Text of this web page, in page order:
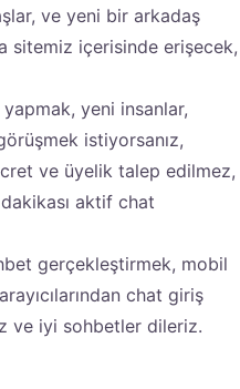
ve yeni bir arkadaş
sitemiz içerisinde erişecek,
yeni insanlar,
istiyorsanız,
ve üyelik talep edilmez,
aktif chat
gerçekleştirmek, mobil
chat giriş
ve iyi sohbetler dileriz.